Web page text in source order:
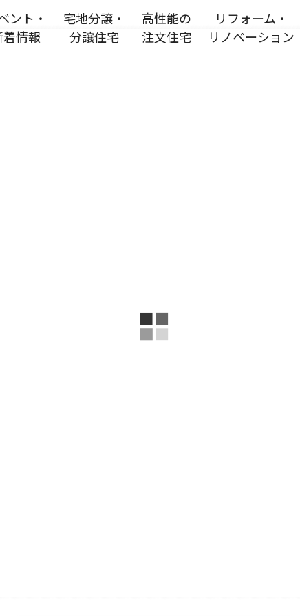
ント・
着情報
宅地分譲・
分譲住宅
高性能の
注文住宅
リフォーム・
リノベーション